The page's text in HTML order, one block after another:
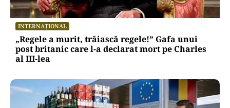
INTERNAȚIONAL
„Regele a murit, trăiască regele!” Gafa unui
post britanic care l-a declarat mort pe Charles
al III-lea